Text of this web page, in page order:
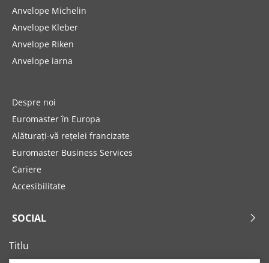
Anvelope Michelin
Anvelope Kleber
Anvelope Riken
Anvelope iarna
Despre noi
Euromaster în Europa
Alăturați-vă rețelei francizate
Euromaster Business Services
Cariere
Accesibilitate
SOCIAL
Titlu